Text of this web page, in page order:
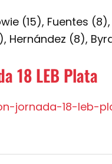
(15), Fuentes
Hernández (8),
18 LEB Plata